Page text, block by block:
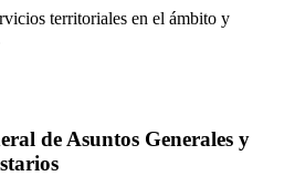
territoriales en el ámbito y
de Asuntos Generales y